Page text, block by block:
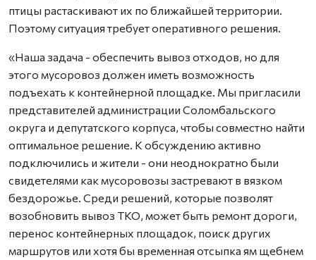
птицы растаскивают их по ближайшей территории.
Поэтому ситуация требует оперативного решения.
«Наша задача - обеспечить вывоз отходов, но для
этого мусоровоз должен иметь возможность
подъехать к контейнерной площадке. Мы пригласили
представителей администрации Соломбальского
округа и депутатского корпуса, чтобы совместно найти
оптимальное решение. К обсуждению активно
подключились и жители - они неоднократно были
свидетелями как мусоровозы застревают в вязком
бездорожье. Среди решений, которые позволят
возобновить вывоз ТКО, может быть ремонт дороги,
перенос контейнерных площадок, поиск других
маршрутов или хотя бы временная отсыпка ям щебнем